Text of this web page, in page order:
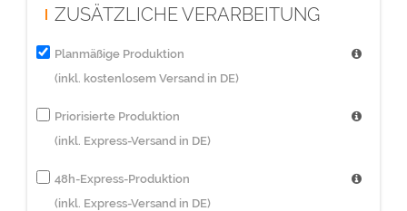
ZUSÄTZLICHE VERARBEITUNG
Planmäßige Produktion
(inkl. kostenlosem Versand in DE)
Priorisierte Produktion
(inkl. Express-Versand in DE)
48h-Express-Produktion
(inkl. Express-Versand in DE)